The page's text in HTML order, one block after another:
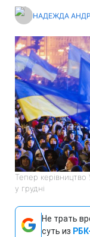
НАДЕЖДА
Тепер керівництво
у грудні
Не трать
суть из